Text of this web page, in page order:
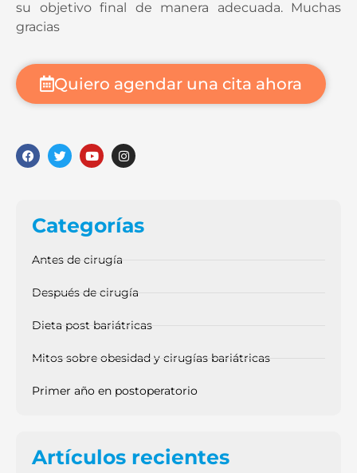
su objetivo final de manera adecuada. Muchas
gracias
Quiero agendar una cita ahora
Categorías
Antes de cirugía
Después de cirugía
Dieta post bariátricas
Mitos sobre obesidad y cirugías bariátricas
Primer año en postoperatorio
Artículos recientes